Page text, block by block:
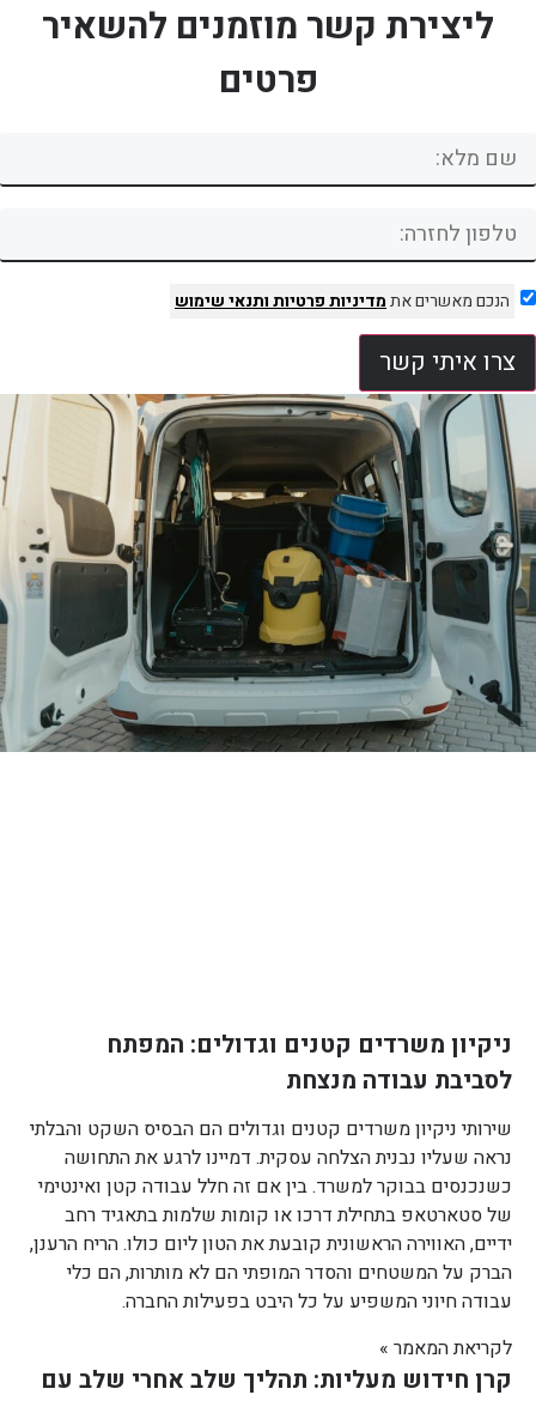
ליצירת קשר מוזמנים להשאיר
פרטים
הנכם מאשרים אתמדיניות פרטיותותנאי שימוש
צרו איתי קשר
ניקיון משרדים קטנים וגדולים: המפתח
לסביבת עבודה מנצחת
שירותי ניקיון משרדים קטנים וגדולים הם הבסיס השקט והבלתי
נראה שעליו נבנית הצלחה עסקית. דמיינו לרגע את התחושה
כשנכנסים בבוקר למשרד. בין אם זה חלל עבודה קטן ואינטימי
של סטארטאפ בתחילת דרכו או קומות שלמות בתאגיד רחב
ידיים, האווירה הראשונית קובעת את הטון ליום כולו. הריח הרענן,
הברק על המשטחים והסדר המופתי הם לא מותרות, הם כלי
עבודה חיוני המשפיע על כל היבט בפעילות החברה.
לקריאת המאמר »
קרן חידוש מעליות: תהליך שלב אחרי שלב עם